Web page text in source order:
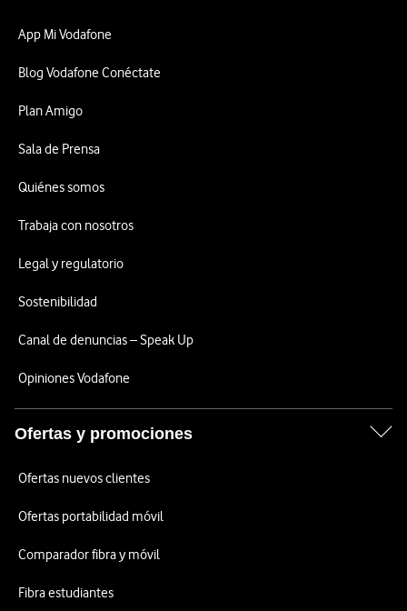
App Mi Vodafone
Blog Vodafone Conéctate
Plan Amigo
Sala de Prensa
Quiénes somos
Trabaja con nosotros
Legal y regulatorio
Sostenibilidad
Canal de denuncias – Speak Up
Opiniones Vodafone
Ofertas y promociones
Ofertas nuevos clientes
Ofertas portabilidad móvil
Comparador fibra y móvil
Fibra estudiantes